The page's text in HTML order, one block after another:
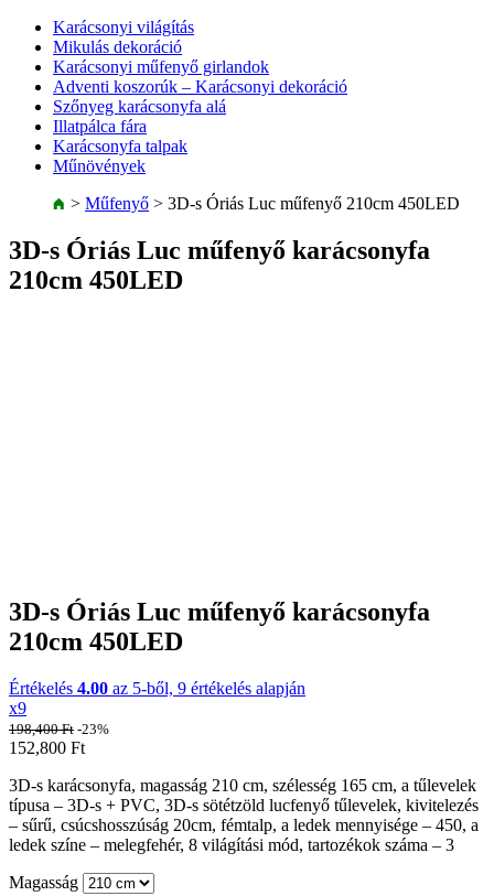
Karácsonyi világítás
Mikulás dekoráció
Karácsonyi műfenyő girlandok
Adventi koszorúk – Karácsonyi dekoráció
Szőnyeg karácsonyfa alá
Illatpálca fára
Karácsonyfa talpak
Műnövények
> Műfenyő > 3D-s Óriás Luc műfenyő 210cm 450LED
3D-s Óriás Luc műfenyő karácsonyfa
210cm 450LED
3D-s Óriás Luc műfenyő karácsonyfa
210cm 450LED
Értékelés 4.00 az 5-ből, 9 értékelés alapján
x9
198,400Ft -23%
152,800 Ft
3D-s karácsonyfa, magasság 210 cm, szélesség 165 cm, a tűlevelek
típusa – 3D-s + PVC, 3D-s sötétzöld lucfenyő tűlevelek, kivitelezés
– sűrű, csúcshosszúság 20cm, fémtalp, a ledek mennyisége – 450, a
ledek színe – melegfehér, 8 világítási mód, tartozékok száma – 3
Magasság